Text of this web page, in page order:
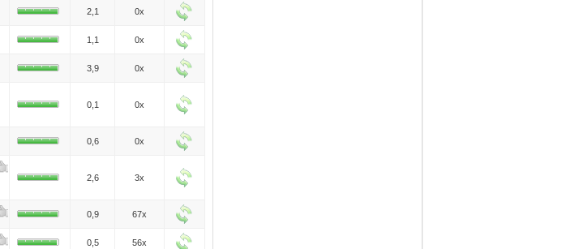
2,1 0x
1,1 0x
3,9 0x
0,1 0x
0,6 0x
2,6 3x
0,9 67x
0,5 56x